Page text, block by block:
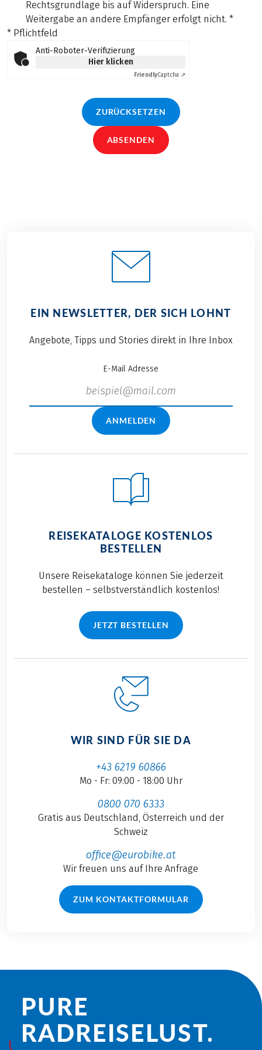
Rechtsgrundlage bis auf Widerspruch. Eine
Weitergabe an andere Empfänger erfolgt nicht. *
* Pflichtfeld
Anti-Roboter-Verifizierung
Hier klicken
FriendlyCaptcha ⇗
ZURÜCKSETZEN
ABSENDEN
EIN NEWSLETTER, DER SICH LOHNT
Angebote, Tipps und Stories direkt in Ihre Inbox
E-Mail Adresse
ANMELDEN
REISEKATALOGE KOSTENLOS
BESTELLEN
Unsere Reisekataloge können Sie jederzeit
bestellen – selbstverständlich kostenlos!
JETZT BESTELLEN
WIR SIND FÜR SIE DA
+43 6219 60866
Mo - Fr: 09:00 - 18:00 Uhr
0800 070 6333
Gratis aus Deutschland, Österreich und der
Schweiz
office@eurobike.at
Wir freuen uns auf Ihre Anfrage
ZUM KONTAKTFORMULAR
PURE
RADREISE­LUST.